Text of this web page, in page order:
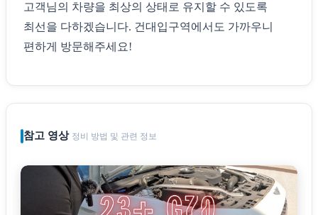
고객님의 차량을 최상의 상태로 유지할 수 있도록
최선을 다하겠습니다. 건대입구역에서도 가까우니
편하게 방문해주세요!
참고 영상 정비 방법 및 관련 정보